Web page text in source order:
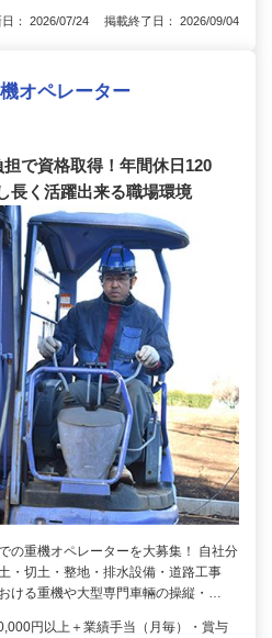
日： 2026/07/24 掲載終了日： 2026/09/04
オペレーター
で資格取得！年間休日120
長く活躍出来る職場環境
の重機オペレーターを大募集！ 自社分
・切土・整地・排水設備・道路工事
ける重機や大型専門車輛の操縦・…
円以上＋業績手当（月毎）・賞与